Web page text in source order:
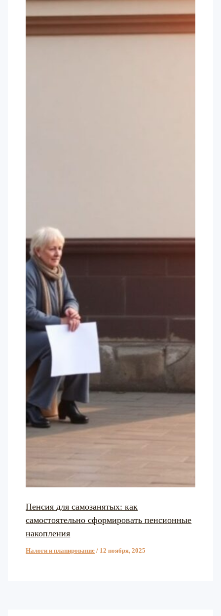
Пенсия для самозанятых: как
самостоятельно сформировать пенсионные
накопления
Налоги и планирование / 12 ноября, 2025